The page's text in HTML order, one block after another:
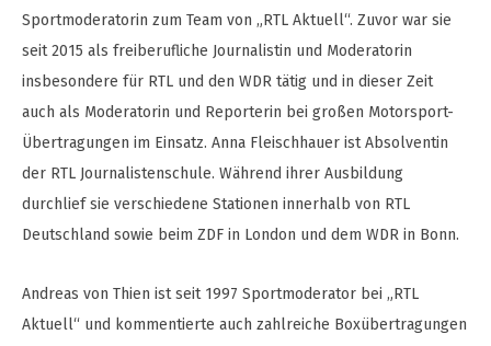
Sportmoderatorin zum Team von „RTL Aktuell“. Zuvor war sie
seit 2015 als freiberufliche Journalistin und Moderatorin
insbesondere für RTL und den WDR tätig und in dieser Zeit
auch als Moderatorin und Reporterin bei großen Motorsport-
Übertragungen im Einsatz. Anna Fleischhauer ist Absolventin
der RTL Journalistenschule. Während ihrer Ausbildung
durchlief sie verschiedene Stationen innerhalb von RTL
Deutschland sowie beim ZDF in London und dem WDR in Bonn.
Andreas von Thien ist seit 1997 Sportmoderator bei „RTL
Aktuell“ und kommentierte auch zahlreiche Boxübertragungen